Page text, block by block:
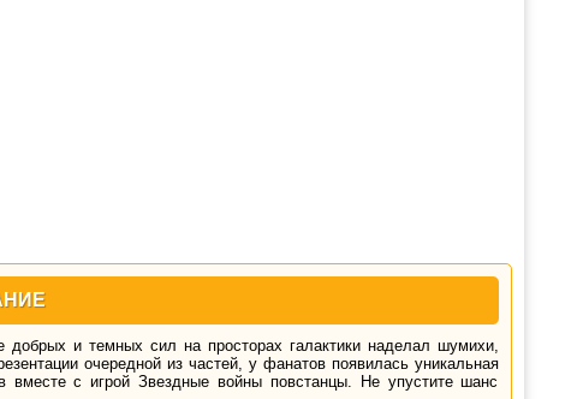
добрых и темных сил на просторах галактики наделал шумихи,
очередной из частей, у фанатов появилась уникальная
с игрой Звездные войны повстанцы. Не упустите шанс